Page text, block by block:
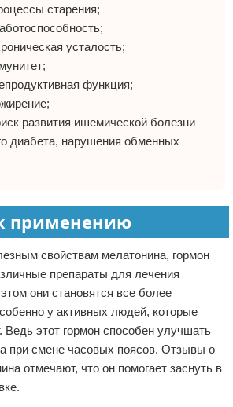
старения;
усталость;
функция;
развития ишемической болезни
диабета, нарушения обменных
применению
свойствам мелатонина, гормон
препараты для лечения
они становятся все более
у активных людей, которые
Ведь этот гормон способен улучшать
при смене часовых поясов. Отзывы о
отмечают, что он помогает заснуть в